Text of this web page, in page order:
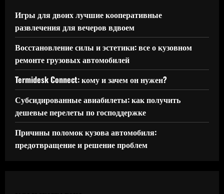
Игры для двоих лучшие кооперативные
развлечения для вечеров вдвоем
Восстановление силы и эстетики: все о кузовном
ремонте грузовых автомобилей
Termidesk Connect: кому и зачем он нужен?
Субсидированные авиабилеты: как получить
дешевые перелеты по господдержке
Причины поломок кузова автомобиля:
предотвращение и решение проблем